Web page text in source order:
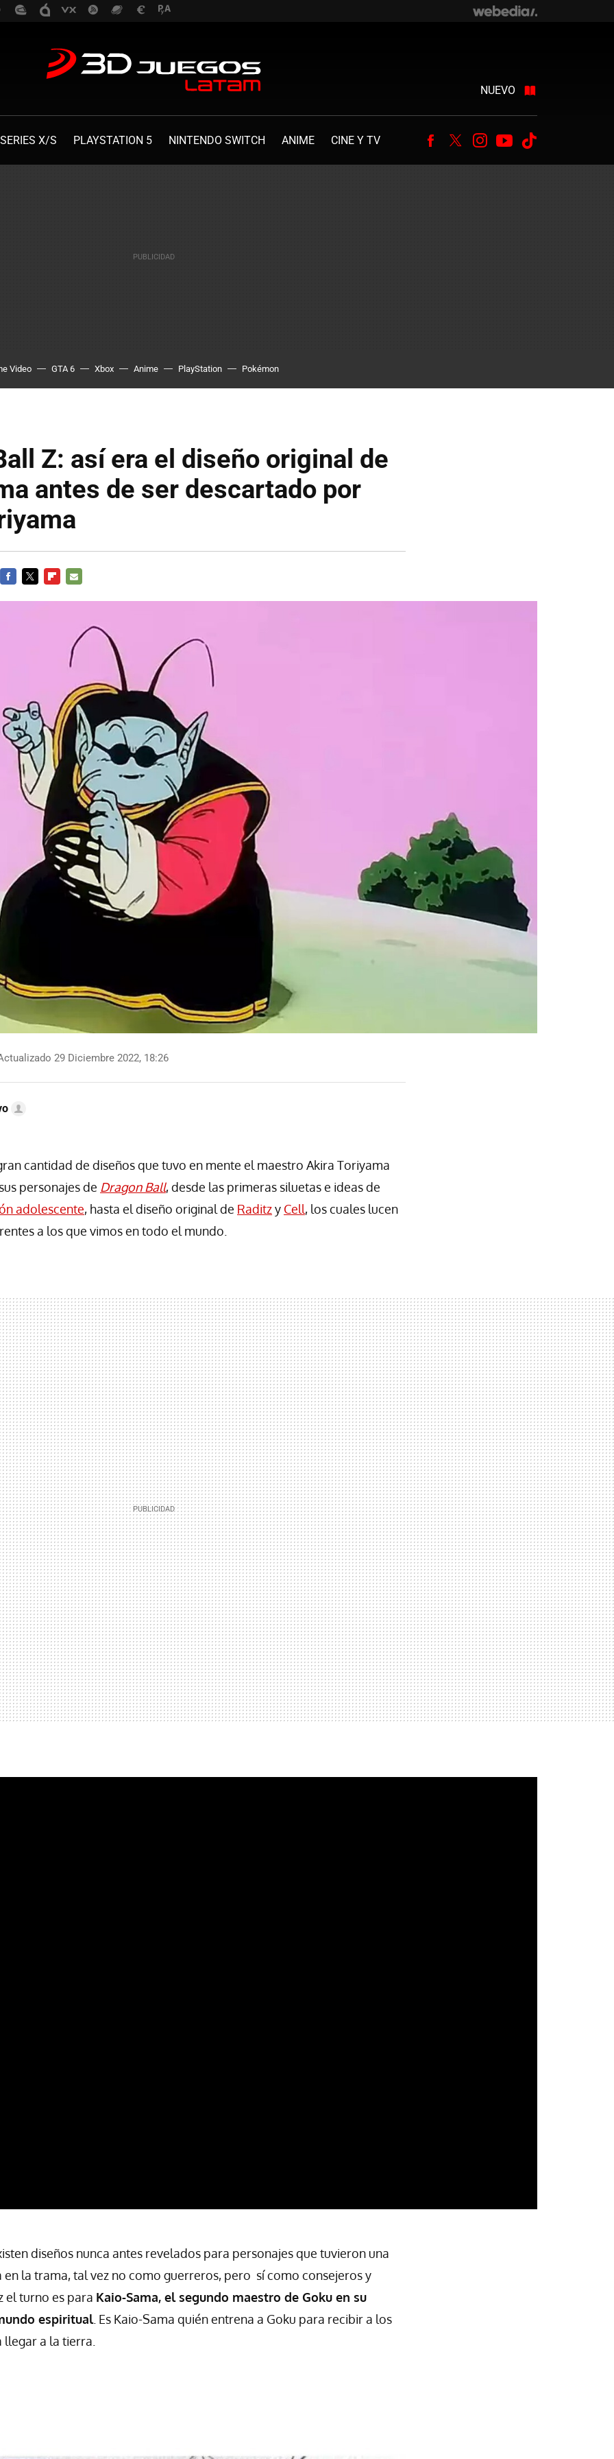
NUEVO
X/S PLAYSTATION 5 NINTENDO SWITCH ANIME CINE Y TV Facebook
TwitterInstagram
Youtube
Video GTA 6 Xbox Anime PlayStation Pokémon
Z: así era el diseño original de
antes de ser descartado por
29 Diciembre 2022, 18:26
cantidad de diseños que tuvo en mente el maestro Akira Toriyama
personajes de Dragon Ball, desde las primeras siluetas e ideas de
adolescente, hasta el diseño original de Raditzy Cell, los cuales lucen
a los que vimos en todo el mundo.
diseños nunca antes revelados para personajes que tuvieron una
la trama, tal vez no como guerreros, pero sí como consejeros y
el turno es para Kaio-Sama, el segundo maestro de Goku en su
espiritual. Es Kaio-Sama quién entrena a Goku para recibir a los
llegar a la tierra.